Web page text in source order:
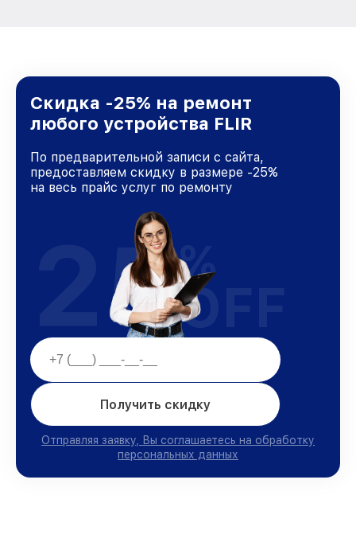
Скидка -25% на ремонт
любого устройства FLIR
По предварительной записи с сайта,
предоставляем скидку в размере -25%
на весь прайс услуг по ремонту
Получить скидку
Отправляя заявку, Вы соглашаетесь на обработку
персональных данных
25%
OFF